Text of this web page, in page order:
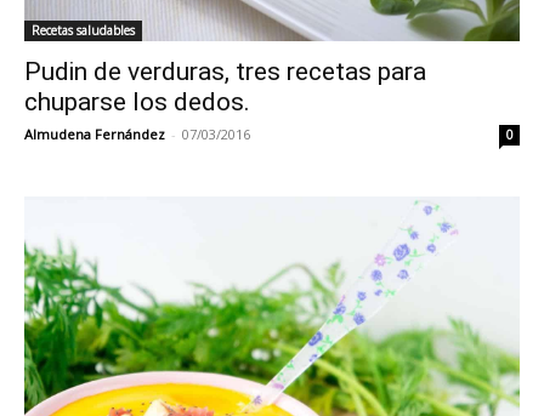
Recetas saludables
Pudin de verduras, tres recetas para
chuparse los dedos.
Almudena Fernández - 07/03/2016 0